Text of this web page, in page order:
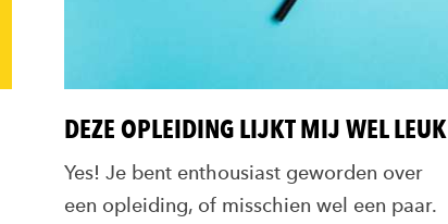
DEZE OPLEIDING LIJKT MIJ WEL LEUK
Yes! Je bent enthousiast geworden over
een opleiding, of misschien wel een paar.